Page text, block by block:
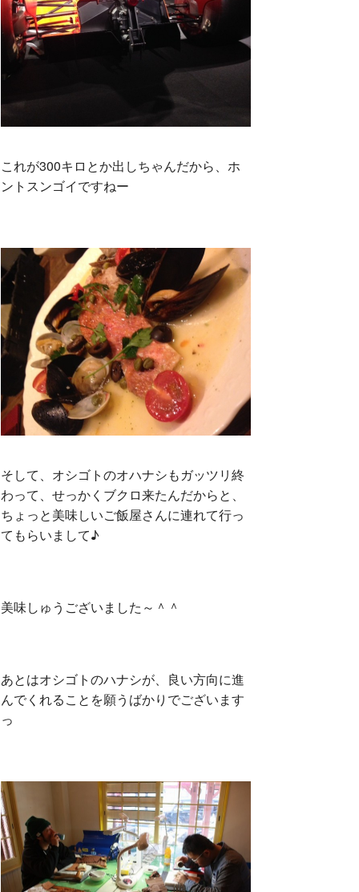
これが300キロとか出しちゃんだから、ホ
ントスンゴイですねー
そして、オシゴトのオハナシもガッツリ終
わって、せっかくブクロ来たんだからと、
ちょっと美味しいご飯屋さんに連れて行っ
てもらいまして♪
美味しゅうございました～＾＾
あとはオシゴトのハナシが、良い方向に進
んでくれることを願うばかりでございます
っ